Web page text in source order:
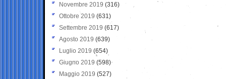
Novembre 2019 (316)
Ottobre 2019 (631)
Settembre 2019 (617)
Agosto 2019 (639)
Luglio 2019 (654)
Giugno 2019 (598)
Maggio 2019 (527)